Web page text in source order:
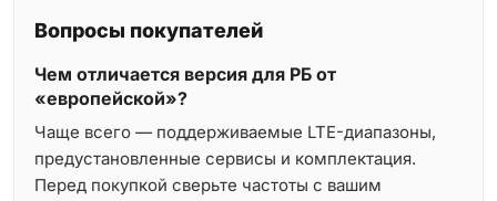
Вопросы покупателей
Чем отличается версия для РБ от
«европейской»?
Чаще всего — поддерживаемые LTE-диапазоны,
предустановленные сервисы и комплектация.
Перед покупкой сверьте частоты с вашим